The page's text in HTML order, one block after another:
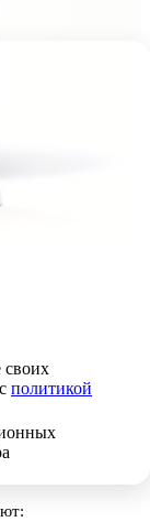
своих
политикой